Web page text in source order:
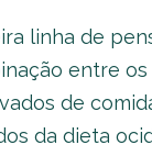
linha de
entre
de
da dieta